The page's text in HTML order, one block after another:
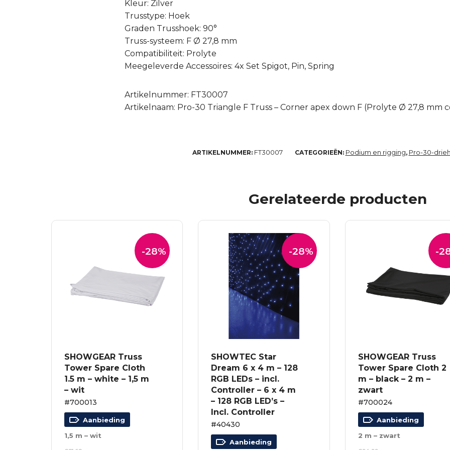
Kleur: Zilver
Trusstype: Hoek
Graden Trusshoek: 90°
Truss-systeem: F Ø 27,8 mm
Compatibiliteit: Prolyte
Meegeleverde Accessoires: 4x Set Spigot, Pin, Spring
Artikelnummer: FT30007
Artikelnaam: Pro-30 Triangle F Truss – Corner apex down F (Prolyte Ø 27,8 mm
ARTIKELNUMMER: FT30007 CATEGORIEËN: Podium en rigging, Pro-30-
Gerelateerde producten
-28%
SHOWGEAR Truss
Tower Spare Cloth
1.5 m – white – 1,5 m
– wit
#700013
Aanbieding
1,5 m – wit
-28%
SHOWTEC Star
Dream 6 x 4 m – 128
RGB LEDs – incl.
Controller – 6 x 4 m
– 128 RGB LED’s –
Incl. Controller
#40430
Aanbieding
-
SHOWGEAR Truss
Tower Spare Cloth 2
m – black – 2 m –
zwart
#700024
Aanbieding
2 m – zwart